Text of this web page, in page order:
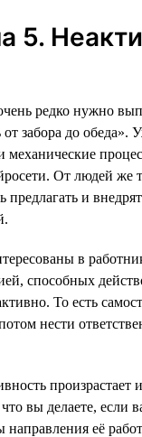
5.
редко нужно
забора до обеда».
механические
От людей же
предлагать и
в
способных
То есть
нести
произрастает
вы делаете, если
её